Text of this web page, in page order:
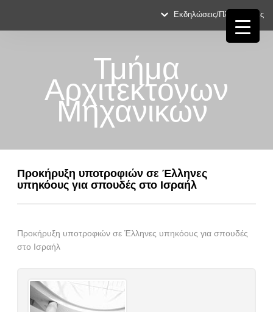
Εκδηλώσεις/Πληροφορίες
Τμήμα
Αρχιτεκτόνων
Μηχανικών
Προκήρυξη υποτροφιών σε Έλληνες
υπηκόους για σπουδές στο Ισραήλ
Προκήρυξη υποτροφιών σε Έλληνες υπηκόους για σπουδές
στο Ισραήλ